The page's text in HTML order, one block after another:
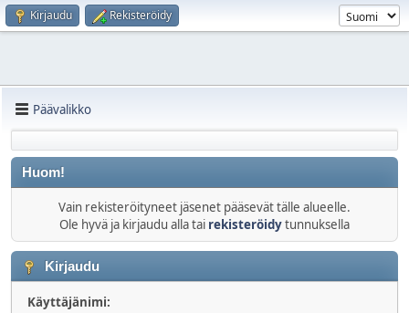
Kirjaudu Rekisteröidy
Päävalikko
Huom!
Vain rekisteröityneet jäsenet pääsevät tälle alueelle.
Ole hyvä ja kirjaudu alla tai rekisteröidytunnuksella
Kirjaudu
Käyttäjänimi: